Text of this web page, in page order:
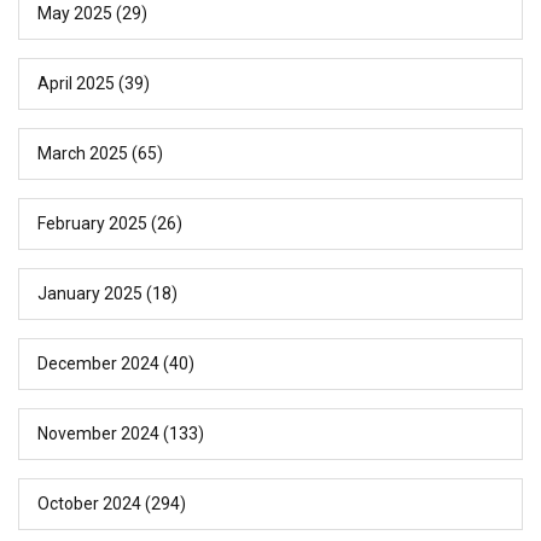
May 2025 (29)
April 2025 (39)
March 2025 (65)
February 2025 (26)
January 2025 (18)
December 2024(40)
November 2024(133)
October 2024(294)